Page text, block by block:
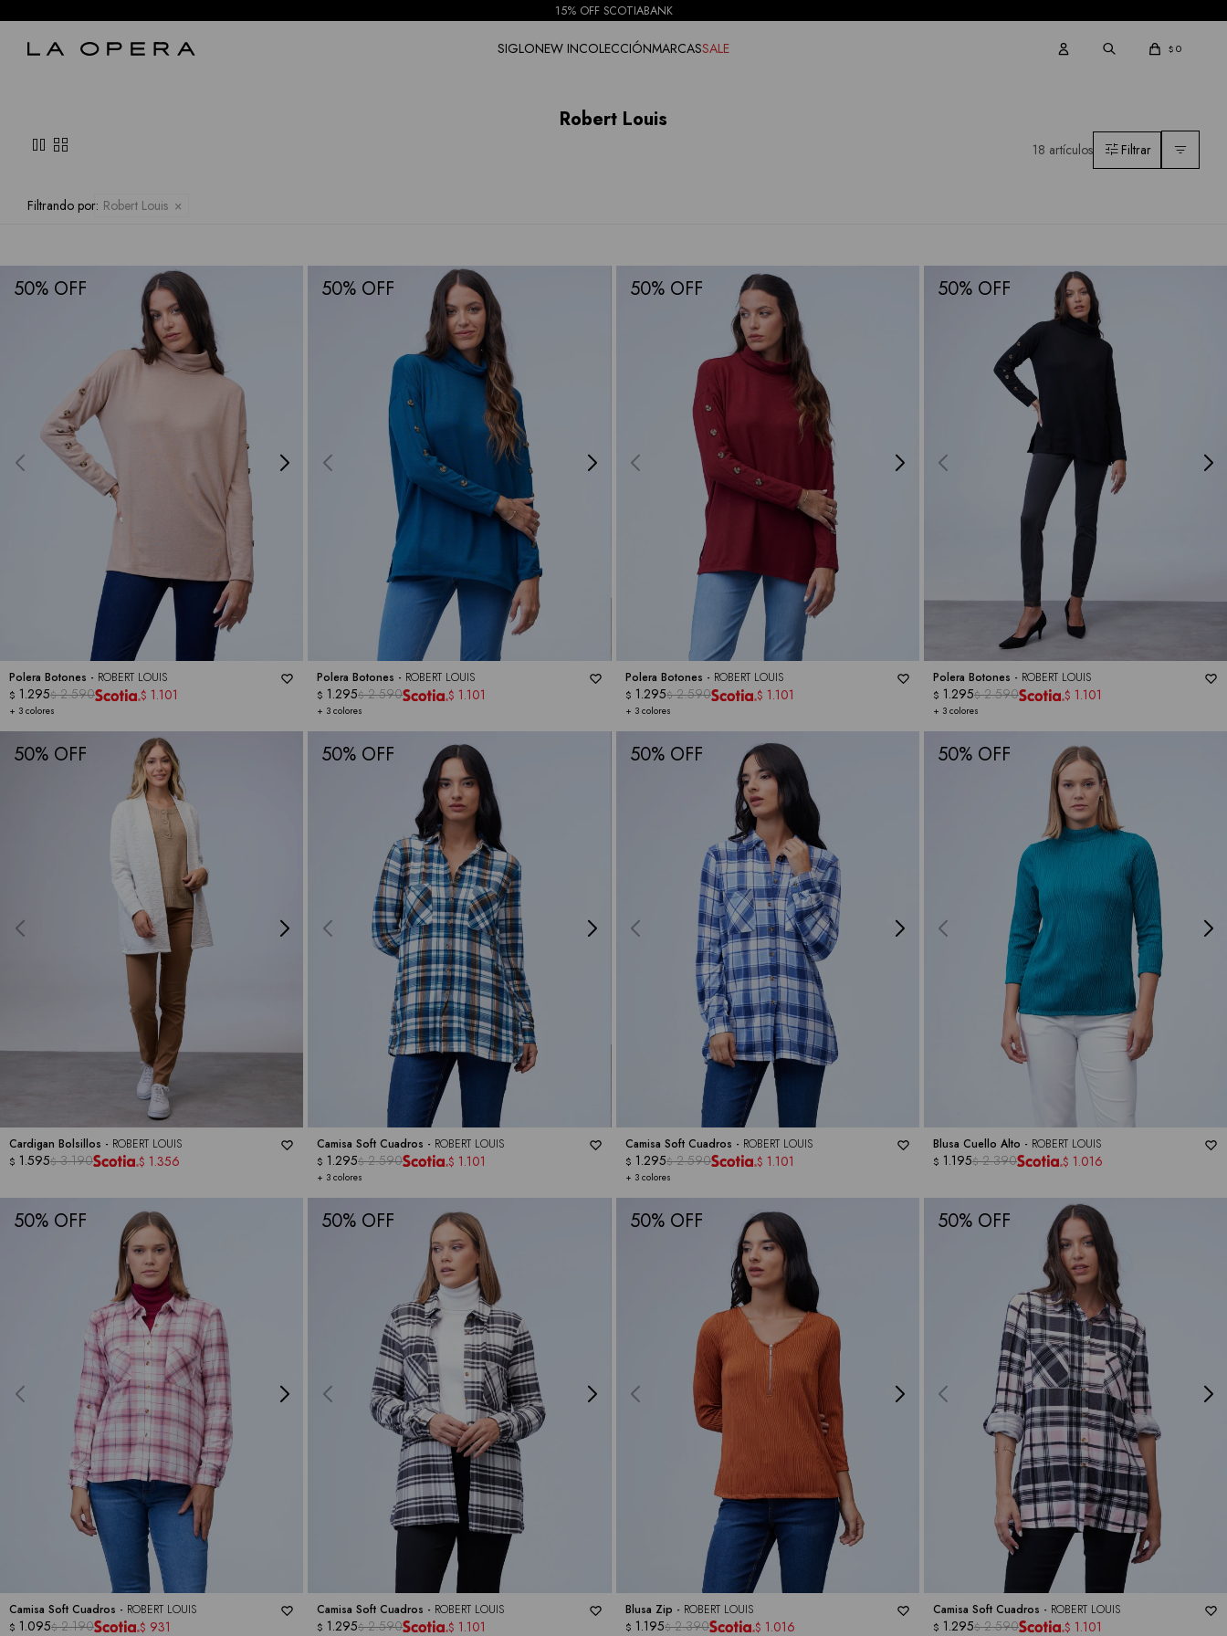
15% OFF SCOTIABANK
SIGLONEW INCOLECCIÓNMARCASSALE $ 0
Robert Louis
pause grid_view 18 artículos
Filtrando por: Robert Louis
50
Polera Botones - ROBERT LOUIS
+ 3 colores
$ 1.295$ 2.590 $ 1.101
50
Polera Botones - ROBERT LOUIS
+ 3 colores
$ 1.295$ 2.590 $ 1.101
50
Polera Botones - ROBERT LOUIS
+ 3 colores
$ 1.295$ 2.590 $ 1.101
50
Polera Botones - ROBERT LOUIS
+ 3 colores
$ 1.295$ 2.590 $ 1.101
50
Cardigan Bolsillos - ROBERT LOUIS
$ 1.595$ 3.190 $ 1.356
50
Camisa Soft Cuadros - ROBERT LOUIS
+ 3 colores
$ 1.295$ 2.590 $ 1.101
50
Camisa Soft Cuadros - ROBERT LOUIS
+ 3 colores
$ 1.295$ 2.590 $ 1.101
50
Blusa Cuello Alto - ROBERT LOUIS
$ 1.195$ 2.390 $ 1.016
50
Camisa Soft Cuadros - ROBERT LOUIS
$ 1.095$ 2.190 $ 931
50
Camisa Soft Cuadros - ROBERT LOUIS
$ 1.295$ 2.590 $ 1.101
50
Blusa Zip - ROBERT LOUIS
$ 1.195$ 2.390 $ 1.016
50
Camisa Soft Cuadros - ROBERT LOUIS
$ 1.295$ 2.590 $ 1.101